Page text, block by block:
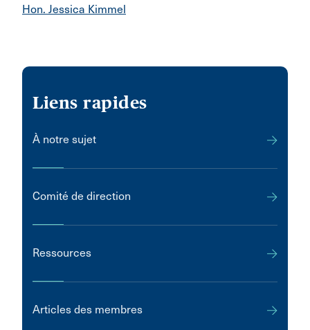
Hon. Jessica Kimmel
Liens rapides
À notre sujet
Comité de direction
Ressources
Articles des membres